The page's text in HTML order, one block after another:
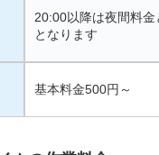
20:00以降は夜間料金
となります
基本料金500円～